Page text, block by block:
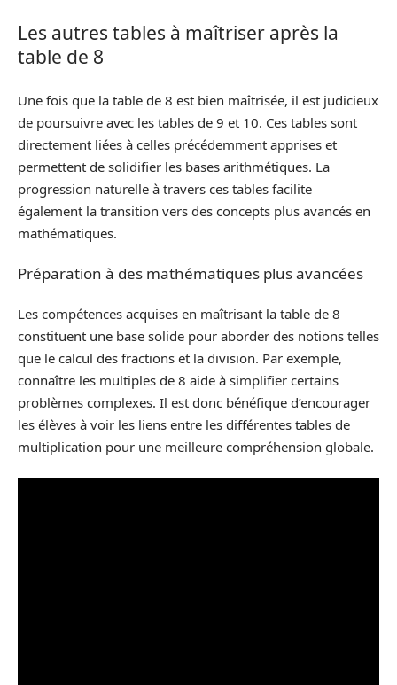
Les autres tables à maîtriser après la
table de 8
Une fois que la table de 8 est bien maîtrisée, il est judicieux
de poursuivre avec les tables de 9 et 10. Ces tables sont
directement liées à celles précédemment apprises et
permettent de solidifier les bases arithmétiques. La
progression naturelle à travers ces tables facilite
également la transition vers des concepts plus avancés en
mathématiques.
Préparation à des mathématiques plus avancées
Les compétences acquises en maîtrisant la table de 8
constituent une base solide pour aborder des notions telles
que le calcul des fractions et la division. Par exemple,
connaître les multiples de 8 aide à simplifier certains
problèmes complexes. Il est donc bénéfique d’encourager
les élèves à voir les liens entre les différentes tables de
multiplication pour une meilleure compréhension globale.